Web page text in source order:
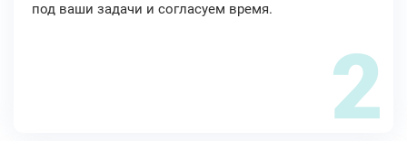
под ваши задачи и согласуем время.
2